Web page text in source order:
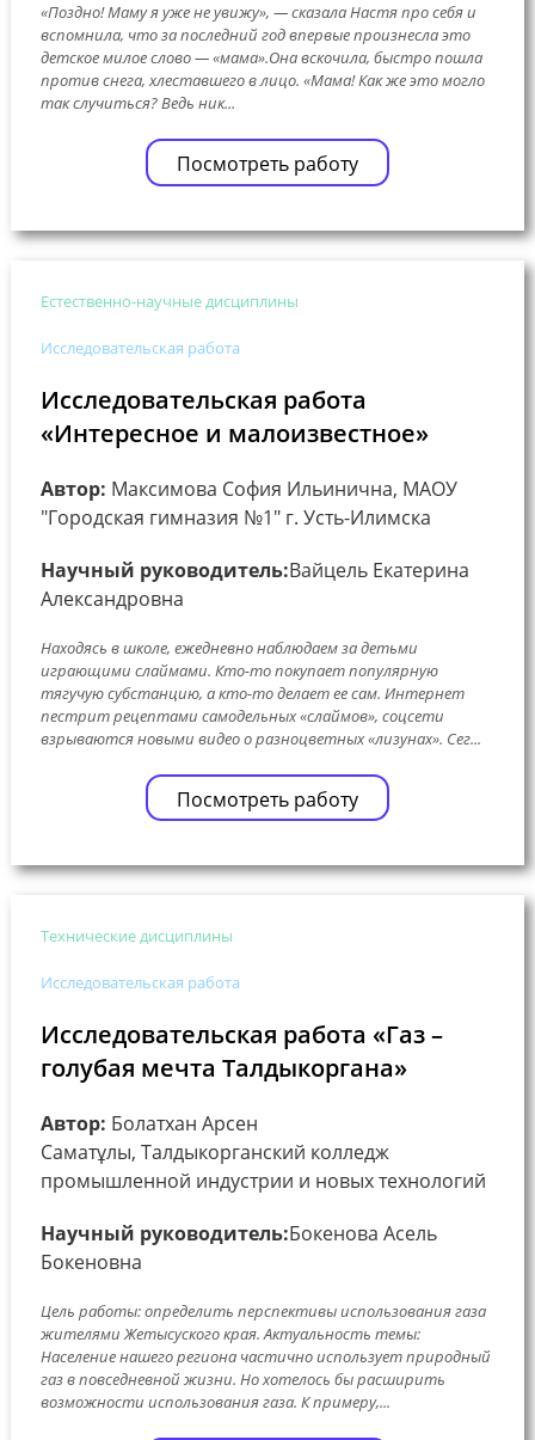
«Поздно! Маму я уже не увижу», — сказала Настя про себя и
вспомнила, что за последний год впервые произнесла это
детское милое слово — «мама».Она вскочила, быстро пошла
против снега, хлеставшего в лицо. «Мама! Как же это могло
так случиться? Ведь ник...
Посмотреть работу
Естественно-научные дисциплины
Исследовательская работа
Исследовательская работа
«Интересное и малоизвестное»
Автор: Максимова София Ильинична, МАОУ
"Городская гимназия №1" г. Усть-Илимска
Научный руководитель:Вайцель Екатерина
Александровна
Находясь в школе, ежедневно наблюдаем за детьми
играющими слаймами. Кто-то покупает популярную
тягучую субстанцию, а кто-то делает ее сам. Интернет
пестрит рецептами самодельных «слаймов», соцсети
взрываются новыми видео о разноцветных «лизунах». Сег...
Посмотреть работу
Технические дисциплины
Исследовательская работа
Исследовательская работа «Газ –
голубая мечта Талдыкоргана»
Автор: Болатхан Арсен
Саматұлы, Талдыкорганский колледж
промышленной индустрии и новых технологий
Научный руководитель:Бокенова Асель
Бокеновна
Цель работы: определить перспективы использования газа
жителями Жетысуского края. Актуальность темы:
Население нашего региона частично использует природный
газ в повседневной жизни. Но хотелось бы расширить
возможности использования газа. К примеру,...